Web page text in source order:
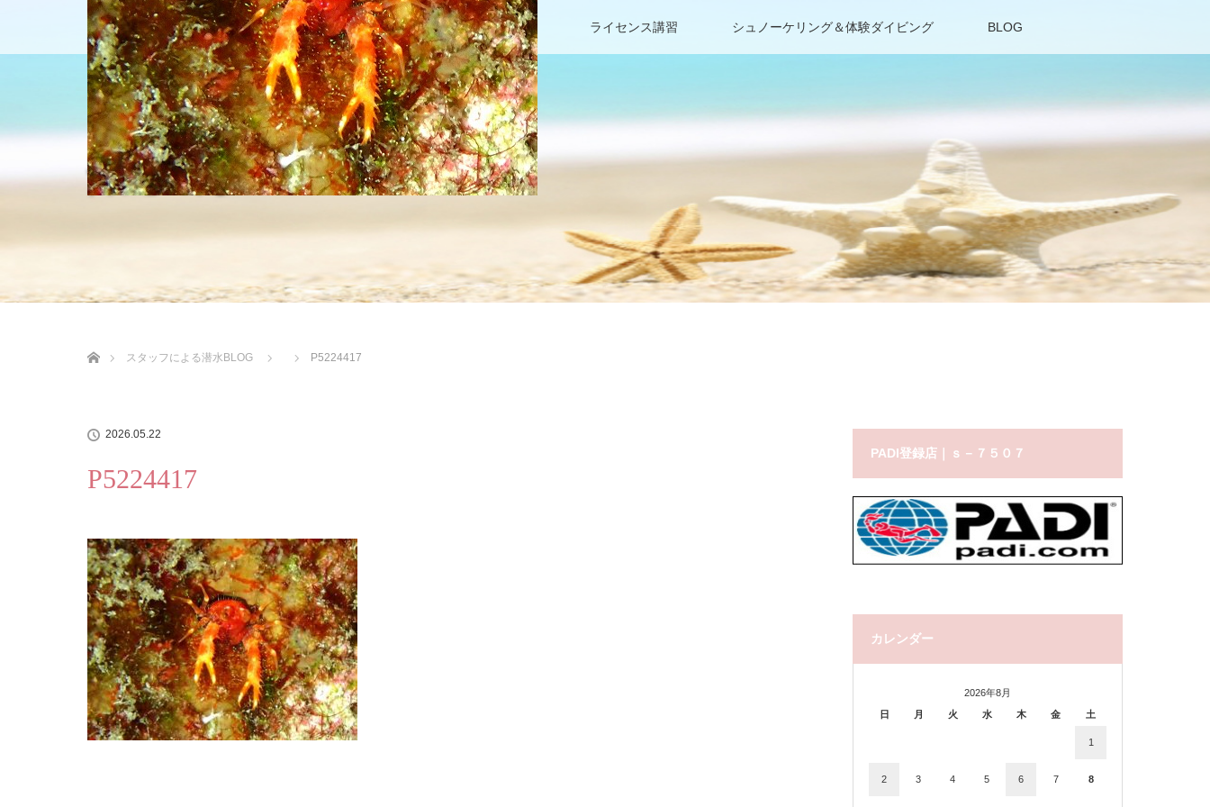
HOME ショップについて ファンダイビング ライセンス講習 シュノーケリング＆体験ダイビング BLOG
沖縄の海 BLOG
スタッフによる潜水BLOG
P5224417
2026.05.22
P5224417
PADI登録店｜ｓ－７５０７
カレンダー
2026年8月
日
月 火 水 木 金 土
1
2 3 4 5 6 7 8